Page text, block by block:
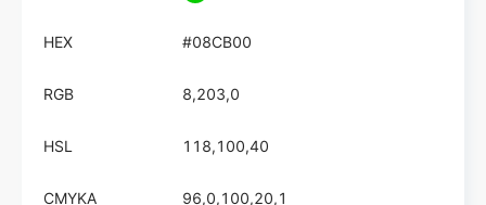
HEX #08CB00
RGB 8,203,0
HSL 118,100,40
CMYKA 96,0,100,20,1